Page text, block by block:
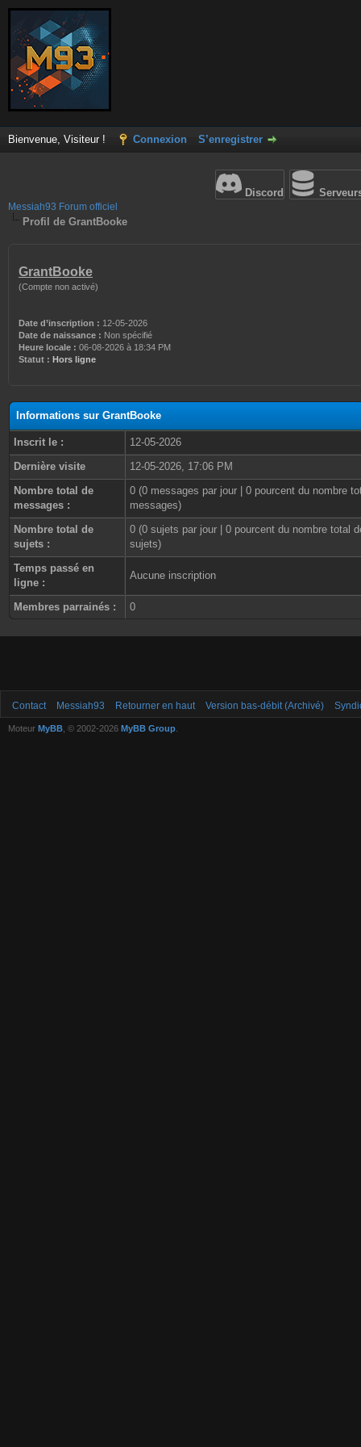
Bienvenue, Visiteur ! Connexion S’enregistrer
Discord
Messiah93 Forum officiel
Profil de GrantBooke
GrantBooke
(Compte non activé)
Date d’inscription : 12-05-2026
Date de naissance : Non spécifié
Heure locale : 06-08-2026 à 18:34 PM
Statut : Hors ligne
Informations sur GrantBooke
Inscrit le :
12-05-2026
Dernière visite
12-05-2026, 17:06 PM
Nombre total de
messages :
0 (0 messages par jour | 0 pourcent du nombre
messages)
Nombre total de
sujets :
0 (0 sujets par jour | 0 pourcent du nombre total
sujets)
Temps passé en
ligne :
Aucune inscription
Membres parrainés : 0
Contact Messiah93 Retourner en haut Version bas-débit (Archivé)
Moteur MyBB , © 2002-2026 MyBB Group